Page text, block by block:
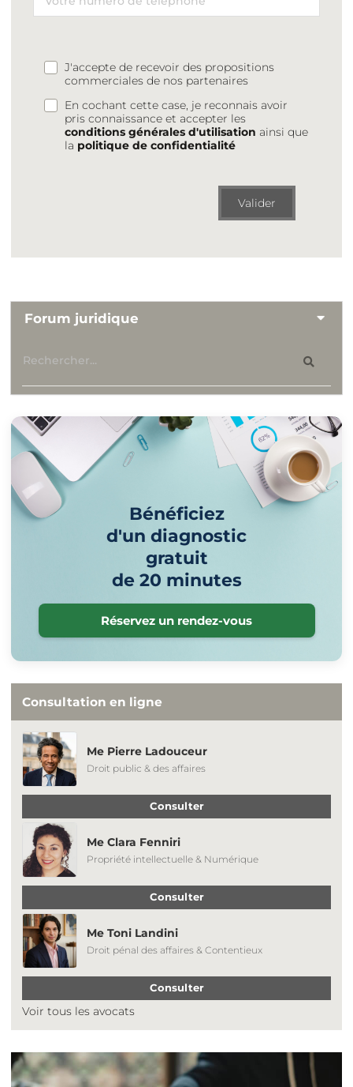
J'accepte de recevoir des propositions
commerciales de nos partenaires
En cochant cette case, je reconnais avoir
pris connaissance et accepter les
conditions générales d'utilisation ainsi que
la politique de confidentialité
Valider
Forum juridique
Bénéficiez
d'un diagnostic
gratuit
de 20 minutes
Réservez un rendez-vous
Consultation en ligne
Me Pierre Ladouceur
Droit public & des affaires
Consulter
Me Clara Fenniri
Propriété intellectuelle & Numérique
Consulter
Me Toni Landini
Droit pénal des affaires & Contentieux
Consulter
Voir tous les avocats